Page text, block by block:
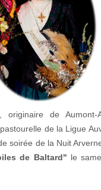
originaire de Aumont-
de la Ligue
soirée de la Nuit
de Baltard" le